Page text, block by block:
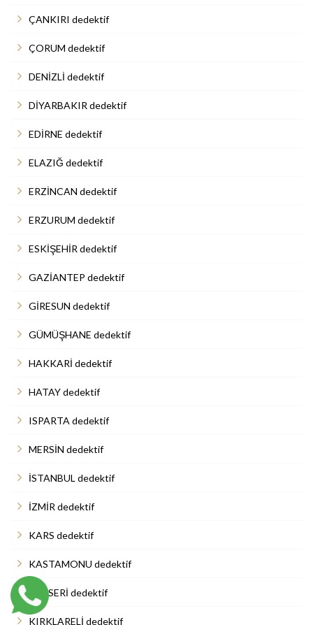
ÇANKIRI dedektif
ÇORUM dedektif
DENİZLİ dedektif
DİYARBAKIR dedektif
EDİRNE dedektif
ELAZIĞ dedektif
ERZİNCAN dedektif
ERZURUM dedektif
ESKİŞEHİR dedektif
GAZİANTEP dedektif
GİRESUN dedektif
GÜMÜŞHANE dedektif
HAKKARİ dedektif
HATAY dedektif
ISPARTA dedektif
MERSİN dedektif
İSTANBUL dedektif
İZMİR dedektif
KARS dedektif
KASTAMONU dedektif
KAYSERİ dedektif
KIRKLARELİ dedektif